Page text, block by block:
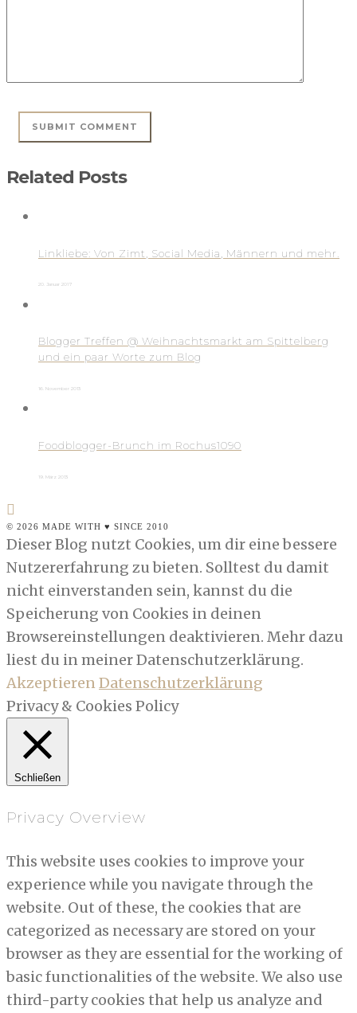
Related Posts
Linkliebe: Von Zimt, Social Media, Männern und mehr.
20. Januar 2017
Blogger Treffen @ Weihnachtsmarkt am Spittelberg
und ein paar Worte zum Blog
16. November 2013
Foodblogger-Brunch im Rochus1090
19. März 2013
© 2026 MADE WITH ♥ SINCE 2010
Dieser Blog nutzt Cookies, um dir eine bessere
Nutzererfahrung zu bieten. Solltest du damit
nicht einverstanden sein, kannst du die
Speicherung von Cookies in deinen
Browsereinstellungen deaktivieren. Mehr dazu
liest du in meiner Datenschutzerklärung.
AkzeptierenDatenschutzerklärung
Privacy & Cookies Policy
Schließen
Privacy Overview
This website uses cookies to improve your
experience while you navigate through the
website. Out of these, the cookies that are
categorized as necessary are stored on your
browser as they are essential for the working of
basic functionalities of the website. We also use
third-party cookies that help us analyze and